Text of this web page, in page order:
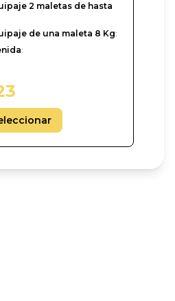
2 maletas de hasta
de una maleta 8 Kg:
: